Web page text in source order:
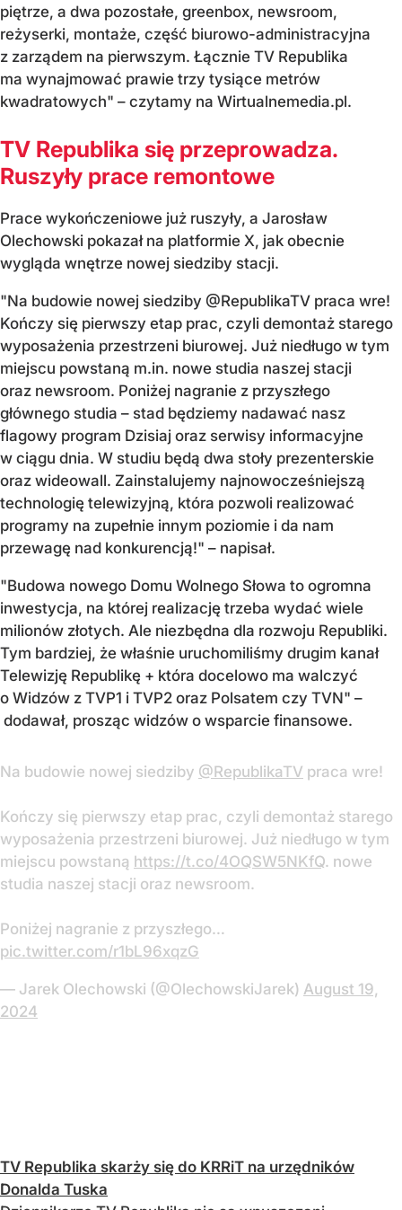
piętrze, a dwa pozostałe, greenbox, newsroom,
reżyserki, montaże, część biurowo-administracyjna
z zarządem na pierwszym. Łącznie TV Republika
ma wynajmować prawie trzy tysiące metrów
kwadratowych" – czytamy na Wirtualnemedia.pl.
TV Republika się przeprowadza.
Ruszyły prace remontowe
Prace wykończeniowe już ruszyły, a Jarosław
Olechowski pokazał na platformie X, jak obecnie
wygląda wnętrze nowej siedziby stacji.
"Na budowie nowej siedziby @RepublikaTV praca wre!
Kończy się pierwszy etap prac, czyli demontaż starego
wyposażenia przestrzeni biurowej. Już niedługo w tym
miejscu powstaną m.in. nowe studia naszej stacji
oraz newsroom. Poniżej nagranie z przyszłego
głównego studia – stad będziemy nadawać nasz
flagowy program Dzisiaj oraz serwisy informacyjne
w ciągu dnia. W studiu będą dwa stoły prezenterskie
oraz wideowall. Zainstalujemy najnowocześniejszą
technologię telewizyjną, która pozwoli realizować
programy na zupełnie innym poziomie i da nam
przewagę nad konkurencją!" – napisał.
"Budowa nowego Domu Wolnego Słowa to ogromna
inwestycja, na której realizację trzeba wydać wiele
milionów złotych. Ale niezbędna dla rozwoju Republiki.
Tym bardziej, że właśnie uruchomiliśmy drugim kanał
Telewizję Republikę + która docelowo ma walczyć
o Widzów z TVP1 i TVP2 oraz Polsatem czy TVN" –
dodawał, prosząc widzów o wsparcie finansowe.
Na budowie nowej siedziby @RepublikaTV praca wre!
Kończy się pierwszy etap prac, czyli demontaż starego
wyposażenia przestrzeni biurowej. Już niedługo w tym
miejscu powstaną https://t.co/4OQSW5NKfQ. nowe
studia naszej stacji oraz newsroom.
Poniżej nagranie z przyszłego…
pic.twitter.com/r1bL96xqzG
— Jarek Olechowski (@OlechowskiJarek) August 19,
2024
TV Republika skarży się do KRRiT na urzędników
Donalda Tuska